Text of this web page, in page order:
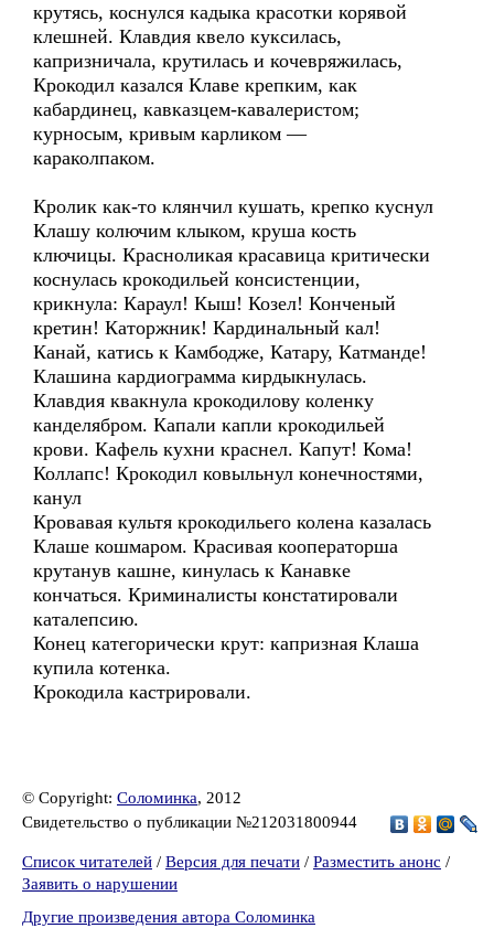
крутясь, коснулся кадыка красотки корявой
клешней. Клавдия квело куксилась,
капризничала, крутилась и кочевряжилась,
Крокодил казался Клаве крепким, как
кабардинец, кавказцем-кавалеристом;
курносым, кривым карликом —
караколпаком.
Кролик как-то клянчил кушать, крепко куснул
Клашу колючим клыком, круша кость
ключицы. Красноликая красавица критически
коснулась крокодильей консистенции,
крикнула: Караул! Кыш! Козел! Конченый
кретин! Каторжник! Кардинальный кал!
Канай, катись к Камбодже, Катару, Катманде!
Клашина кардиограмма кирдыкнулась.
Клавдия квакнула крокодилову коленку
канделябром. Капали капли крокодильей
крови. Кафель кухни краснел. Капут! Кома!
Коллапс! Крокодил ковыльнул конечностями,
канул
Кровавая культя крокодильего колена казалась
Клаше кошмаром. Красивая кооператорша
крутанув кашне, кинулась к Канавке
кончаться. Криминалисты констатировали
каталепсию.
Конец категорически крут: капризная Клаша
купила котенка.
Крокодила кастрировали.
© Copyright: Соломинка, 2012
Свидетельство о публикации №212031800944
Список читателей / Версия для печати / Разместить анонс /
Заявить о нарушении
Другие произведения автора Соломинка